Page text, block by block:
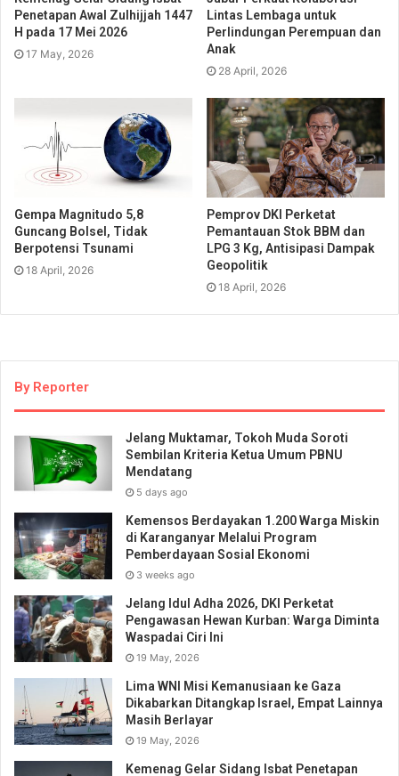
Penetapan Awal Zulhijjah 1447
H pada 17 Mei 2026
17 May, 2026
Lintas Lembaga untuk
Perlindungan Perempuan dan
Anak
28 April, 2026
Gempa Magnitudo 5,8
Guncang Bolsel, Tidak
Berpotensi Tsunami
18 April, 2026
Pemprov DKI Perketat
Pemantauan Stok BBM dan
LPG 3 Kg, Antisipasi Dampak
Geopolitik
18 April, 2026
By Reporter
Jelang Muktamar, Tokoh Muda Soroti
Sembilan Kriteria Ketua Umum PBNU
Mendatang
5 days ago
Kemensos Berdayakan 1.200 Warga Miskin
di Karanganyar Melalui Program
Pemberdayaan Sosial Ekonomi
3 weeks ago
Jelang Idul Adha 2026, DKI Perketat
Pengawasan Hewan Kurban: Warga Diminta
Waspadai Ciri Ini
19 May, 2026
Lima WNI Misi Kemanusiaan ke Gaza
Dikabarkan Ditangkap Israel, Empat Lainnya
Masih Berlayar
19 May, 2026
Kemenag Gelar Sidang Isbat Penetapan